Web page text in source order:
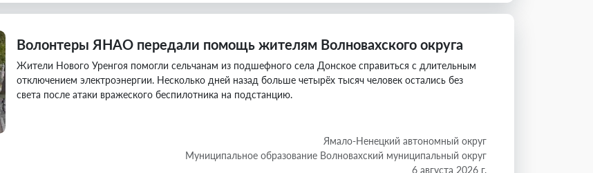
Волонтеры ЯНАО передали помощь жителям Волновахского округа
Жители Нового Уренгоя помогли сельчанам из подшефного села Донское справиться с длительным
отключением электроэнергии. Несколько дней назад больше четырёх тысяч человек остались без
света после атаки вражеского беспилотника на подстанцию.
Ямало-Ненецкий автономный округ
Муниципальное образование Волновахский муниципальный округ
6 августа 2026 г.